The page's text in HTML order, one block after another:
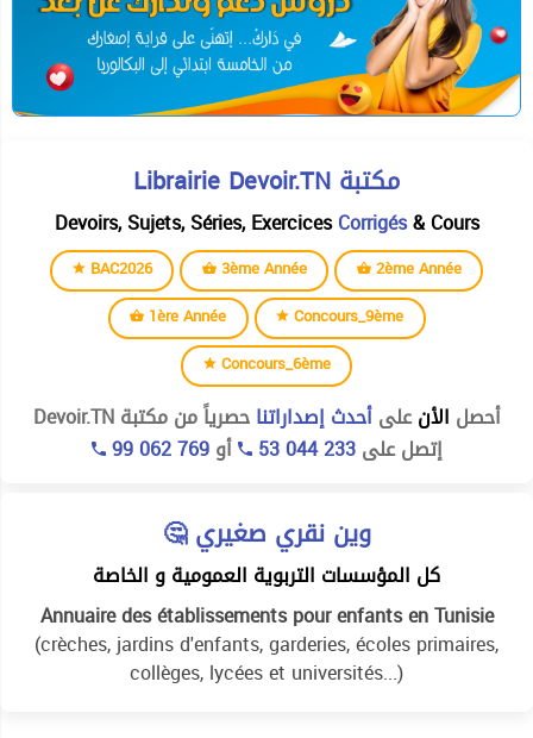
Librairie Devoir.TN مكتبة
Devoirs, Sujets, Séries, ExercicesCorrigés& Cours
BAC2026 3ème Année
2ème Année
1ère Année
Concours_9ème
Concours_6ème
أحصل الأنعلىأحدث إصداراتناحصرياً من مكتبة Devoir.TN
إتصل على53 044 233 أو99 062 769
🤔 وين نقري صغيري
كل المؤسسات التربوية العمومية و الخاصة
Annuaire des établissements pour enfants en Tunisie
(crèches, jardins d'enfants, garderies, écoles primaires,
collèges, lycées et universités...)